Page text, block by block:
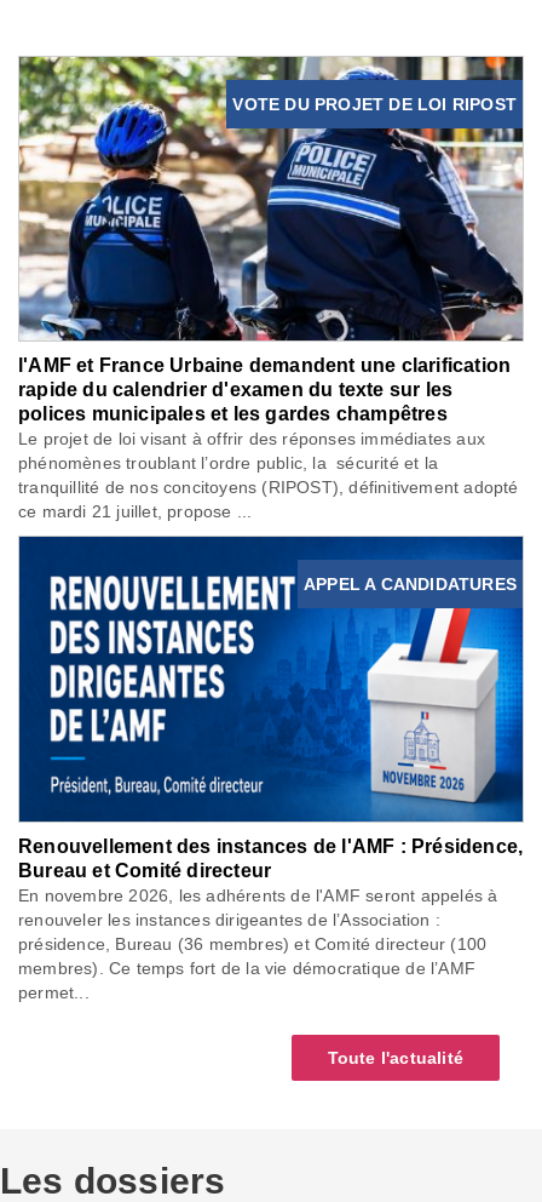
VOTE DU PROJET DE LOI RIPOST
l'AMF et France Urbaine demandent une clarification
rapide du calendrier d'examen du texte sur les
polices municipales et les gardes champêtres
Le projet de loi visant à offrir des réponses immédiates aux
phénomènes troublant l’ordre public, la sécurité et la
tranquillité de nos concitoyens (RIPOST), définitivement adopté
ce mardi 21 juillet, propose ...
APPEL A CANDIDATURES
Renouvellement des instances de l'AMF : Présidence,
Bureau et Comité directeur
En novembre 2026, les adhérents de l'AMF seront appelés à
renouveler les instances dirigeantes de l’Association :
présidence, Bureau (36 membres) et Comité directeur (100
membres). Ce temps fort de la vie démocratique de l’AMF
permet...
Toute l'actualité
Les dossiers